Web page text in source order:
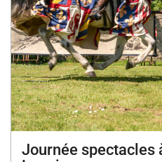
Journée spectacles